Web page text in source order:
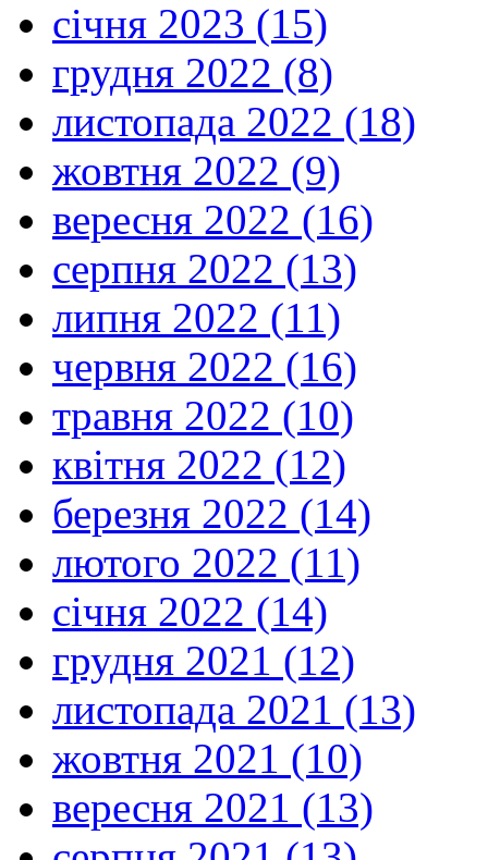
січня 2023 (15)
грудня 2022 (8)
листопада 2022 (18)
жовтня 2022 (9)
вересня 2022 (16)
серпня 2022 (13)
липня 2022 (11)
червня 2022 (16)
травня 2022 (10)
квітня 2022 (12)
березня 2022 (14)
лютого 2022 (11)
січня 2022 (14)
грудня 2021 (12)
листопада 2021 (13)
жовтня 2021 (10)
вересня 2021 (13)